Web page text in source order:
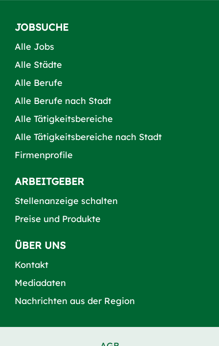
JOBSUCHE
Alle Jobs
Alle Städte
Alle Berufe
Alle Berufe nach Stadt
Alle Tätigkeitsbereiche
Alle Tätigkeitsbereiche nach Stadt
Firmenprofile
ARBEITGEBER
Stellenanzeige schalten
Preise und Produkte
ÜBER UNS
Kontakt
Mediadaten
Nachrichten aus der Region